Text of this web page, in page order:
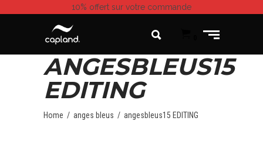
10% offert sur votre commande
ANGESBLEUS15
EDITING
Home / anges bleus / angesbleus15 EDITING